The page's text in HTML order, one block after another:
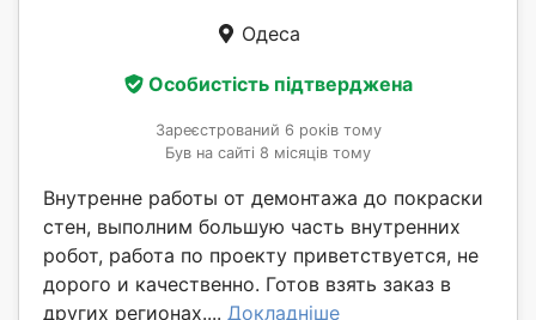
Одеса
Особистість підтверджена
Зареєстрований 6 років тому
Був на сайті 8 місяців тому
Внутренне работы от демонтажа до покраски
стен, выполним большую часть внутренних
робот, работа по проекту приветствуется, не
дорого и качественно. Готов взять заказ в
других регионах.... Докладніше